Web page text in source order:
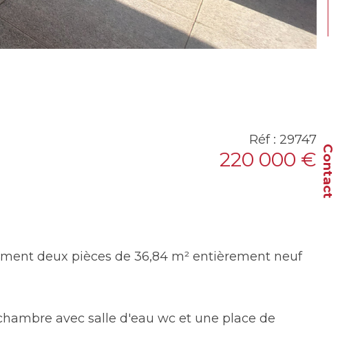
Contact
Réf : 29747
220 000 €
deux pièces de 36,84 m² entièrement neuf
avec salle d'eau wc et une place de